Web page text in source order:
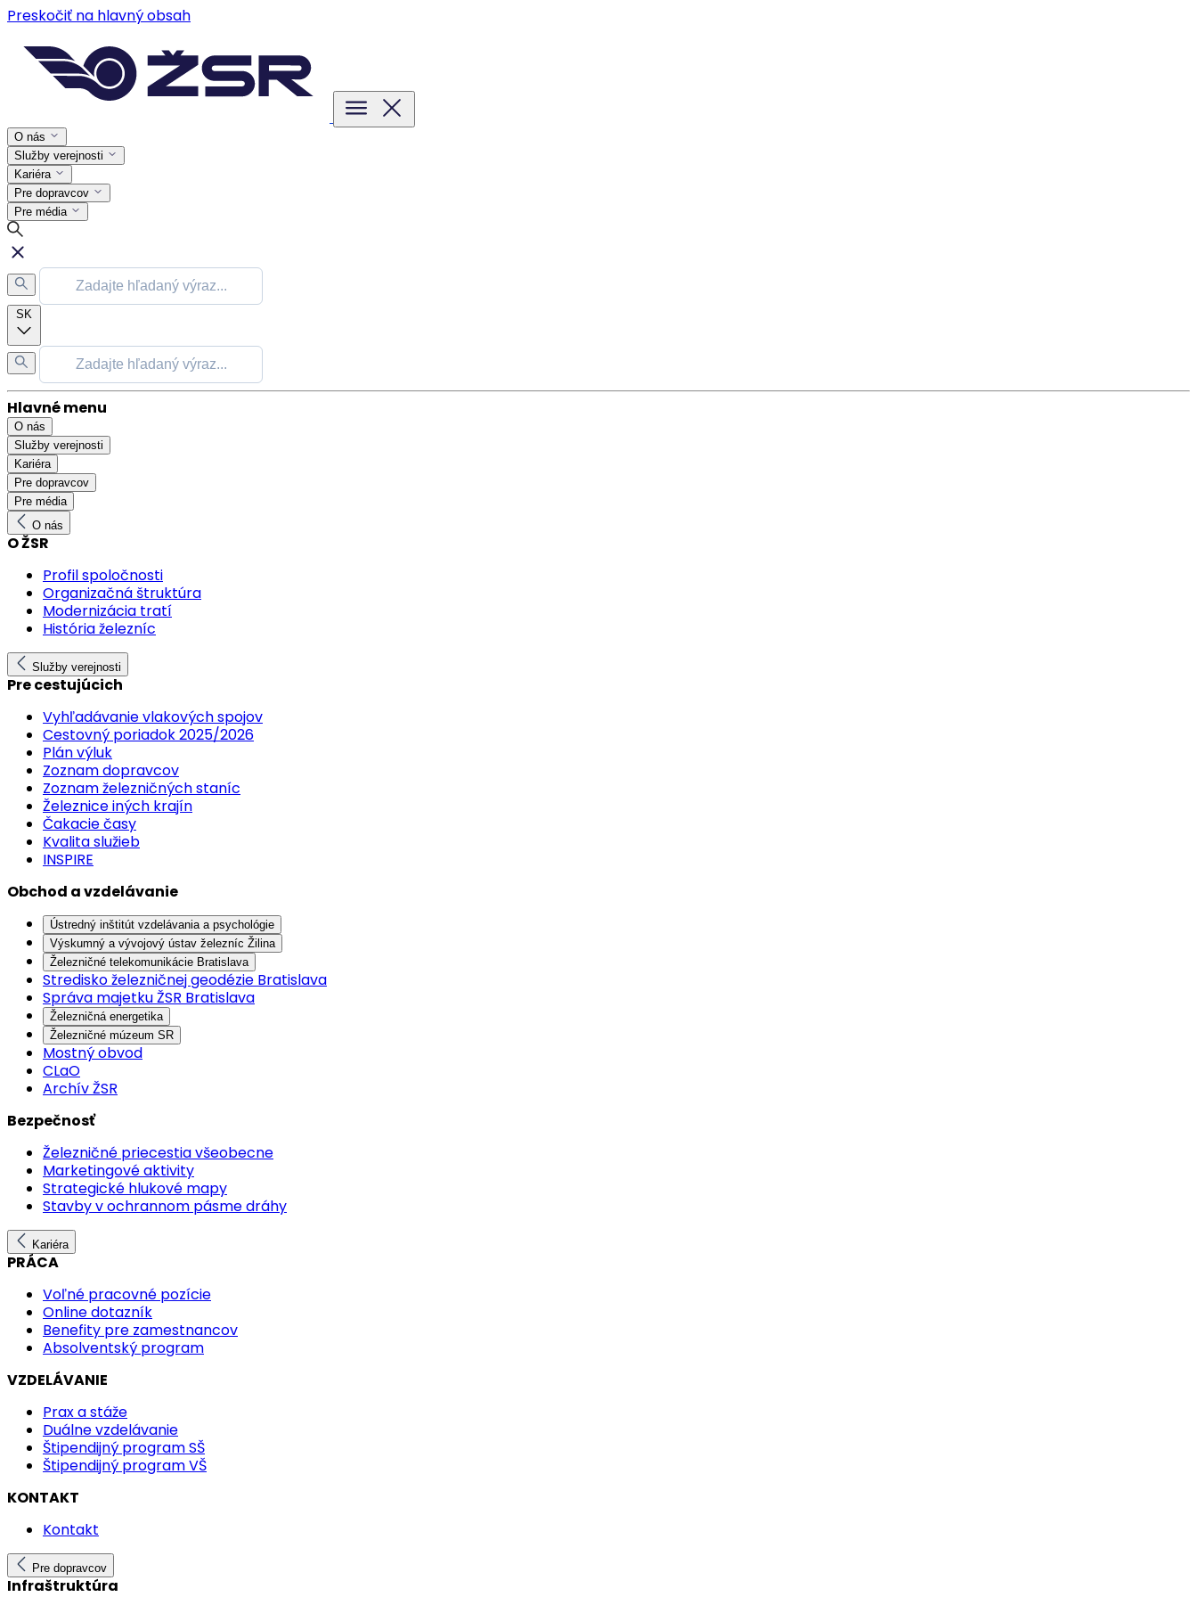
Preskočiť na hlavný obsah
O nás
Služby verejnosti
Kariéra
Pre dopravcov
Pre média
SK
Hlavné menu
O nás
Služby verejnosti
Kariéra
Pre dopravcov
Pre média
O nás
O ŽSR
Profil spoločnosti
Organizačná štruktúra
Modernizácia tratí
História železníc
Služby verejnosti
Pre cestujúcich
Vyhľadávanie vlakových spojov
Cestovný poriadok 2025/2026
Plán výluk
Zoznam dopravcov
Zoznam železničných staníc
Železnice iných krajín
Čakacie časy
Kvalita služieb
INSPIRE
Obchod a vzdelávanie
Ústredný inštitút vzdelávania a psychológie
Výskumný a vývojový ústav železníc Žilina
Železničné telekomunikácie Bratislava
Stredisko železničnej geodézie Bratislava
Správa majetku ŽSR Bratislava
Železničná energetika
Železničné múzeum SR
Mostný obvod
CLaO
Archív ŽSR
Bezpečnosť
Železničné priecestia všeobecne
Marketingové aktivity
Strategické hlukové mapy
Stavby v ochrannom pásme dráhy
Kariéra
PRÁCA
Voľné pracovné pozície
Online dotazník
Benefity pre zamestnancov
Absolventský program
VZDELÁVANIE
Prax a stáže
Duálne vzdelávanie
Štipendijný program SŠ
Štipendijný program VŠ
KONTAKT
Kontakt
Pre dopravcov
Infraštruktúra